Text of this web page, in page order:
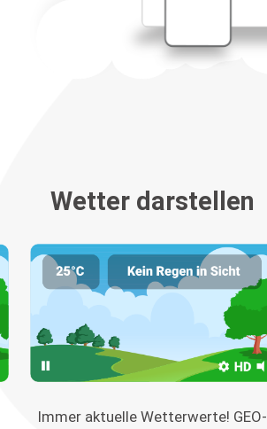
Wetter darstellen
Immer aktuelle Wetterwerte! GEO-